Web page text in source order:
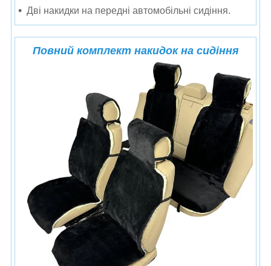
Дві накидки на передні автомобільні сидіння.
Повний комплект накидок на сидіння